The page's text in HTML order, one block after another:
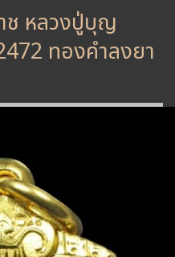
ช หลวงปู่บุญ
ทองคำลงยา